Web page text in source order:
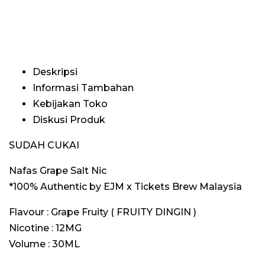
Deskripsi
Informasi Tambahan
Kebijakan Toko
Diskusi Produk
SUDAH CUKAI
Nafas Grape Salt Nic
*100% Authentic by EJM x Tickets Brew Malaysia
Flavour : Grape Fruity ( FRUITY DINGIN )
Nicotine : 12MG
Volume : 30ML